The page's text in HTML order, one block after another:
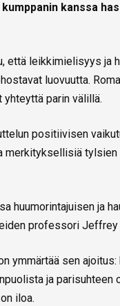
kanssa
että leikkimielisyys ja
luovuutta.
parin välillä.
positiivisen
merkityksellisiä
huumorintajuisen ja
professori
ymmärtää sen
ja parisuhteen
iloa.